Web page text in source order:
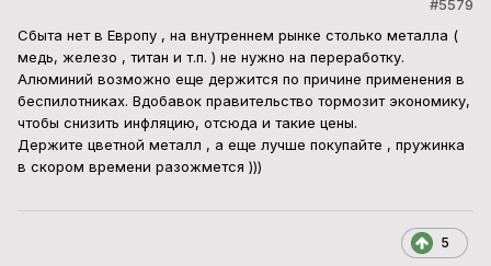
#5579
Сбыта нет в Европу , на внутреннем рынке столько металла (
медь, железо , титан и т.п. ) не нужно на переработку.
Алюминий возможно еще держится по причине применения в
беспилотниках. Вдобавок правительство тормозит экономику,
чтобы снизить инфляцию, отсюда и такие цены.
Держите цветной металл , а еще лучше покупайте , пружинка
в скором времени разожмется )))
5